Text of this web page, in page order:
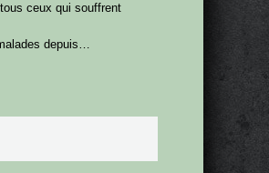
ceux qui souffrent
depuis…